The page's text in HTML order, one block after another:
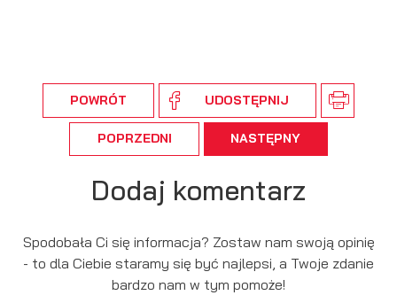
POWRÓT UDOSTĘPNIJ
POPRZEDNI NASTĘPNY
Dodaj komentarz
Spodobała Ci się informacja? Zostaw nam swoją opinię
- to dla Ciebie staramy się być najlepsi, a Twoje zdanie
bardzo nam w tym pomoże!